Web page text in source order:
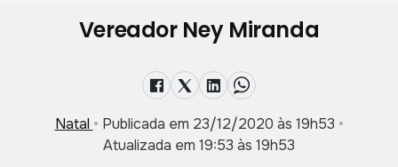
Vereador Ney Miranda
Natal • Publicada em 23/12/2020 às 19h53 •
Atualizada em 19:53 às 19h53